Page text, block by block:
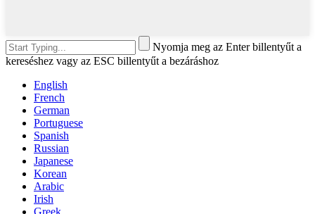
Nyomja meg az Enter billentyűt a
kereséshez vagy az ESC billentyűt a bezáráshoz
English
French
German
Portuguese
Spanish
Russian
Japanese
Korean
Arabic
Irish
Greek